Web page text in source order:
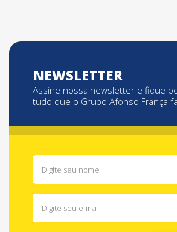
NEWSLETTER
Assine nossa newsletter e fique
tudo que o Grupo Afonso França